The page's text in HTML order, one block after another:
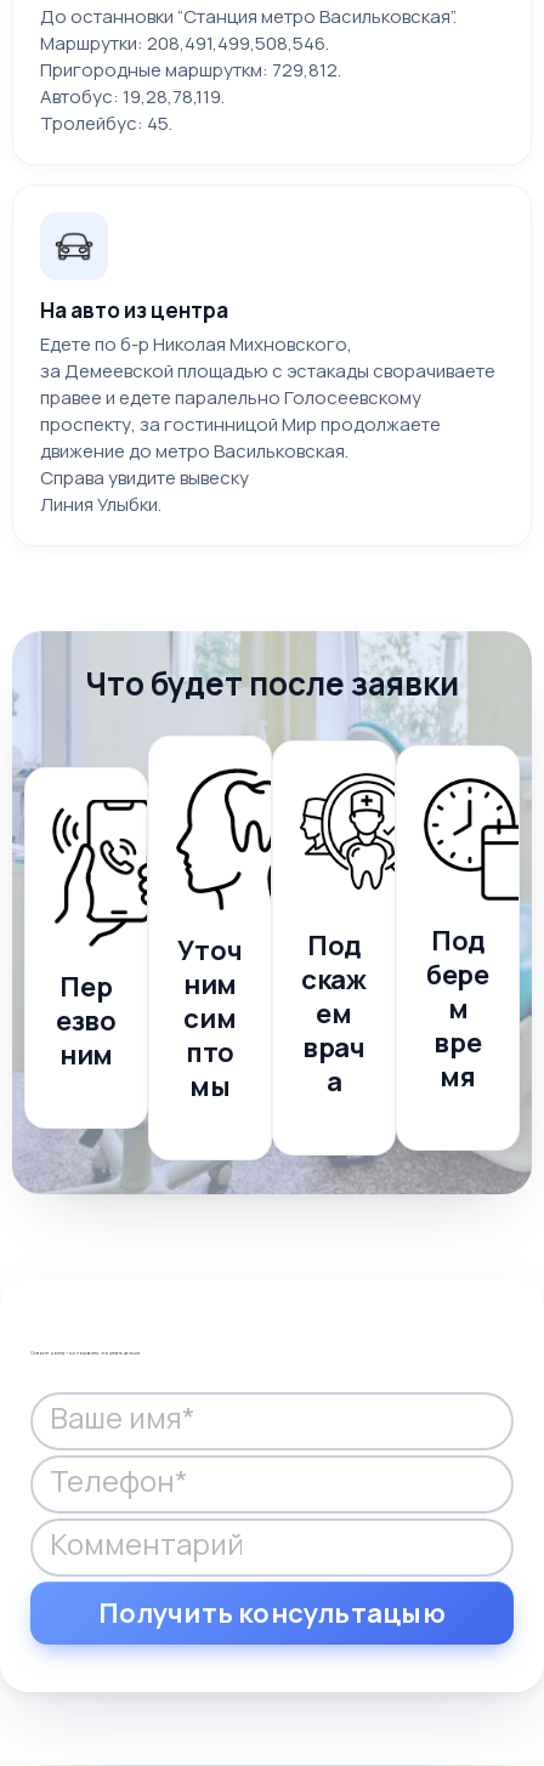
До останновки “Станция метро Васильковская”.
Маршрутки: 208,491,499,508,546.
Пригородные маршруткм: 729,812.
Автобус: 19,28,78,119.
Тролейбус: 45.
На авто из центра
Едете по б-р Николая Михновского,
за Демеевской площадью с эстакады сворачиваете
правее и едете паралельно Голосеевскому
проспекту, за гостинницой Мир продолжаете
движение до метро Васильковская.
Справа увидите вывеску
Линия Улыбки.
Что будет после заявки
Пер
езво
ним
Уточ
ним
сим
пто
мы
Под
скаж
ем
врач
а
Под
бере
м
вре
мя
Оставьте номер — мы подскажем, что делать дальше